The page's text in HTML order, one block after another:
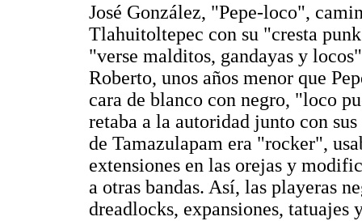
José González, "Pepe-loco",
Tlahuitoltepec con su "cresta
"verse malditos, gandayas y
Roberto, unos años menor que
cara de blanco con negro, "loco
retaba a la autoridad junto con
de Tamazulapam era "rocker",
extensiones en las orejas y
a otras bandas. Así, las playeras
dreadlocks, expansiones,